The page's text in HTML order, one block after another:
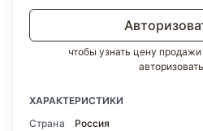
чтобы узнать цену
ХАРАКТЕРИСТИКИ
Страна
Россия